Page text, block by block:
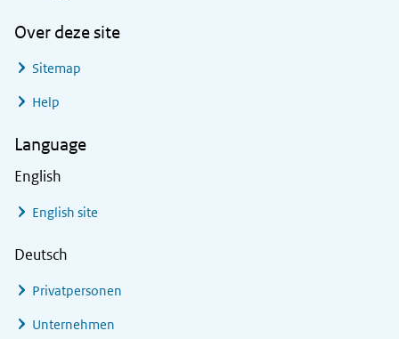
Over deze site
Sitemap
Help
Language
English
English site
Deutsch
Privatpersonen
Unternehmen